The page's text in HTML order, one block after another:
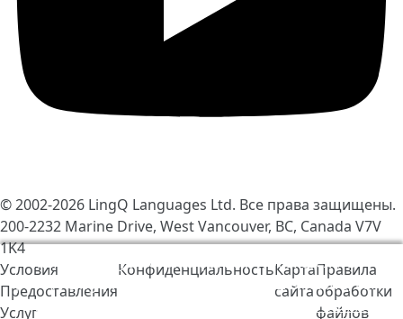
Мы используем cookie-файлы, чтобы сделать
работу LingQ лучше. Находясь на нашем сайте, вы
соглашаетесь на наши
правила обработки файлов
© 2002-2026 LingQ Languages Ltd. Все права защищены.
200-2232 Marine Drive, West Vancouver, BC, Canada V7V
1K4
Условия
Предоставления
Услуг
КонфиденциальностьКарта
сайта
Правила
обработки
файлов